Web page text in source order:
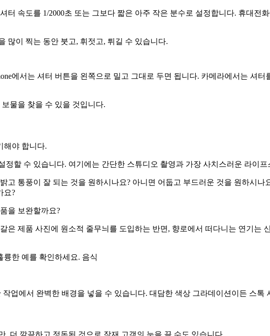
터 속도를 1/2000초 또는 그보다 짧은 아주 작은 분수로 설정합니다. 휴대전
많이 찍는 동안 붓고, 휘젓고, 튀길 수 있습니다.
에서는 셔터 버튼을 왼쪽으로 밀고 그대로 두면 됩니다. 카메라에서는 셔
물을 찾을 수 있을 것입니다.
해야 합니다.
할 수 있습니다. 여기에는 간단한 스튜디오 촬영과 가장 사치스러운 라이
고 통풍이 잘 되는 것을 원하시나요? 아니면 어둡고 부드러운 것을 원하시
요?
을 보완할까요?
은 제품 사진에 원소적 줄무늬를 도입하는 반면, 향로에서 떠다니는 연기는
한 예를 확인하세요. 음식
업에서 완벽한 배경을 넣을 수 있습니다. 대담한 색상 그라데이션이든 스톡